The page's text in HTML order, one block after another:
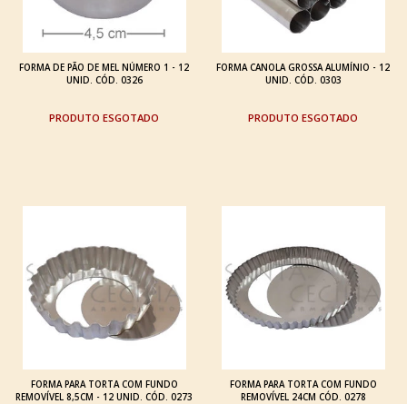
FORMA DE PÃO DE MEL NÚMERO 1 - 12
UNID. CÓD. 0326
ESGOTADO
FORMA CANOLA GROSSA ALUMÍNIO - 12
UNID. CÓD. 0303
ESGOTADO
FORMA PARA TORTA COM FUNDO
REMOVÍVEL 8,5CM - 12 UNID. CÓD. 0273
FORMA PARA TORTA COM FUNDO
REMOVÍVEL 24CM CÓD. 0278